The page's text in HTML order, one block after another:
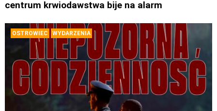
centrum krwiodawstwa bije na alarm
OSTROWIEC WYDARZENIA